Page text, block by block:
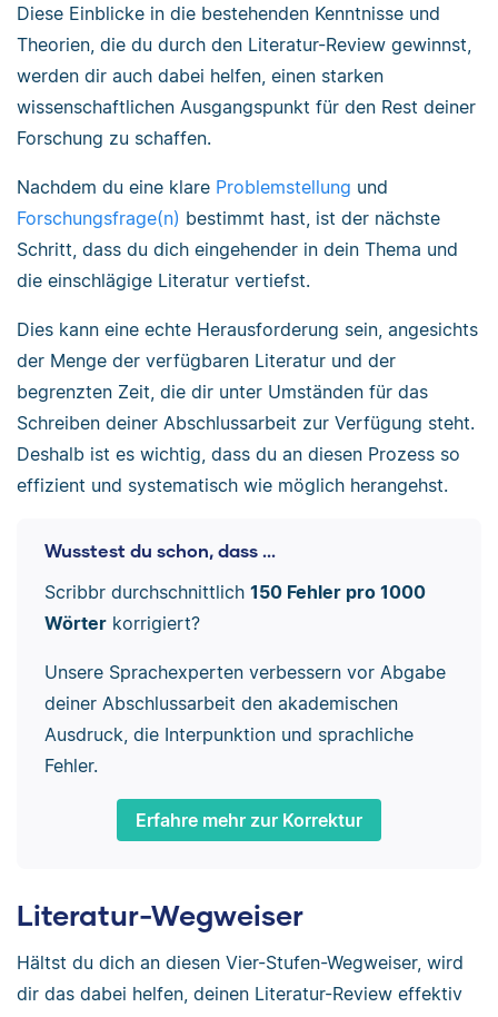
Diese Einblicke in die bestehenden Kenntnisse und
Theorien, die du durch den Literatur-Review gewinnst,
werden dir auch dabei helfen, einen starken
wissenschaftlichen Ausgangspunkt für den Rest deiner
Forschung zu schaffen.
Nachdem du eine klare Problemstellung und
Forschungsfrage(n) bestimmt hast, ist der nächste
Schritt, dass du dich eingehender in dein Thema und
die einschlägige Literatur vertiefst.
Dies kann eine echte Herausforderung sein, angesichts
der Menge der verfügbaren Literatur und der
begrenzten Zeit, die dir unter Umständen für das
Schreiben deiner Abschlussarbeit zur Verfügung steht.
Deshalb ist es wichtig, dass du an diesen Prozess so
effizient und systematisch wie möglich herangehst.
Wusstest du schon, dass ...
Scribbr durchschnittlich 150 Fehler pro 1000
Wörterkorrigiert?
Unsere Sprachexperten verbessern vor Abgabe
deiner Abschlussarbeit den akademischen
Ausdruck, die Interpunktion und sprachliche
Fehler.
Erfahre mehr zur Korrektur
Literatur-Wegweiser
Hältst du dich an diesen Vier-Stufen-Wegweiser, wird
dir das dabei helfen, deinen Literatur-Review effektiv